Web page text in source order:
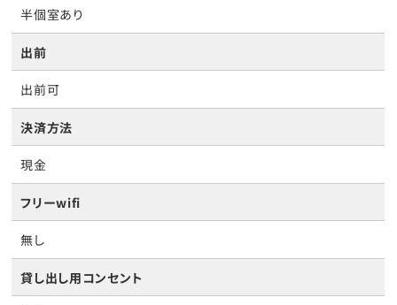
半個室あり
出前
出前可
決済方法
現金
フリーwifi
無し
貸し出し用コンセント